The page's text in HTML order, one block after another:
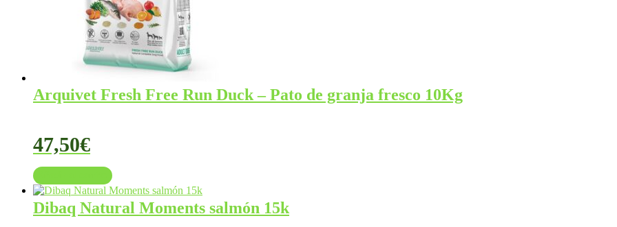
Arquivet Fresh Free Run Duck – Pato de granja fresco 10Kg
47,50€
Dibaq Natural Moments salmón 15k